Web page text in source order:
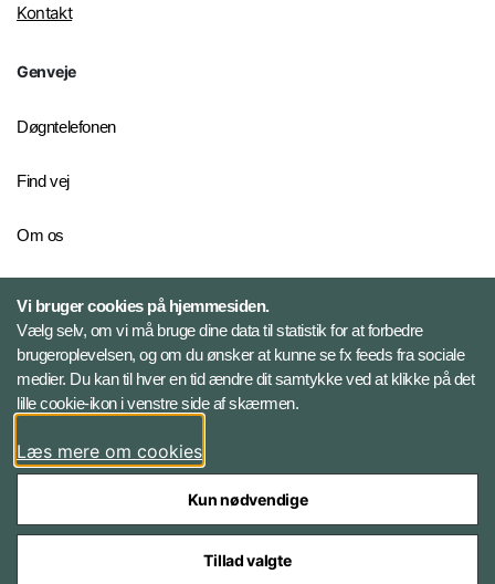
Kontakt
Genveje
Døgntelefonen
Find vej
Om os
Følg Veterancentret
Facebook
Vi bruger cookies på hjemmesiden.
Vælg selv, om vi må bruge dine data til statistik for at forbedre
brugeroplevelsen, og om du ønsker at kunne se fx feeds fra sociale
medier. Du kan til hver en tid ændre dit samtykke ved at klikke på det
lille cookie-ikon i venstre side af skærmen.
Læs mere om cookies
Kun nødvendige
Tillad valgte